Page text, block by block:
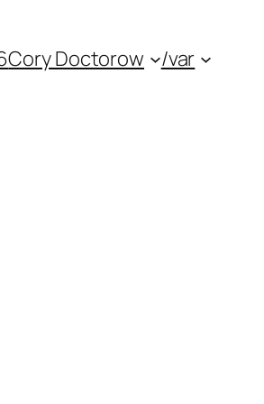
Cory Doctorow /var